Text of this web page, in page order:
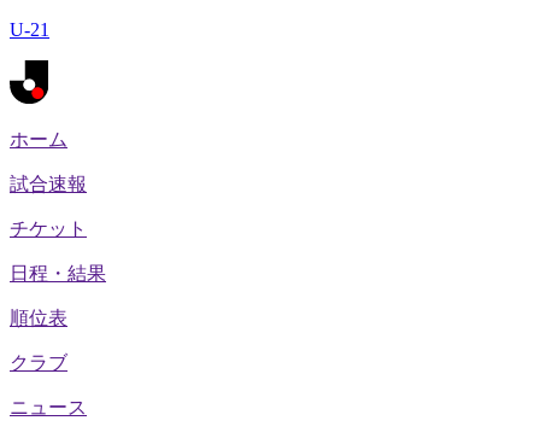
U-21
ホーム
試合速報
チケット
日程・結果
順位表
クラブ
ニュース